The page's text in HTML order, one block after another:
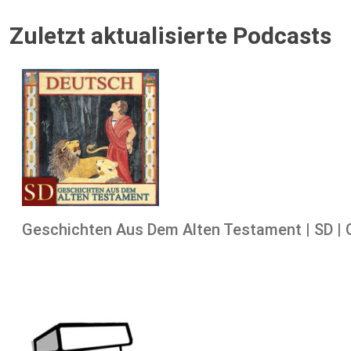
Zuletzt aktualisierte Podcasts
Geschichten Aus Dem Alten Testament | SD |